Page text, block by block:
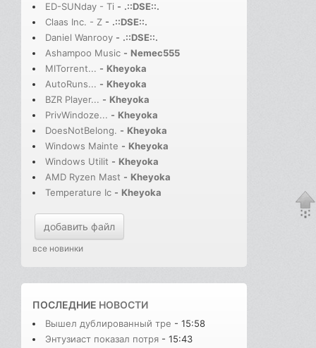
ED-SUNday - Ti - .::DSE::.
Claas Inc. - Z - .::DSE::.
Daniel Wanrooy - .::DSE::.
Ashampoo Music - Nemec555
MITorrent... - Kheyoka
AutoRuns... - Kheyoka
BZR Player... - Kheyoka
PrivWindoze... - Kheyoka
DoesNotBelong. - Kheyoka
Windows Mainte - Kheyoka
Windows Utilit - Kheyoka
AMD Ryzen Mast - Kheyoka
Temperature Ic - Kheyoka
добавить файл
все новинки
ПОСЛЕДНИЕ НОВОСТИ
Вышел дублированный тре - 15:58
Энтузиаст показал потря - 15:43